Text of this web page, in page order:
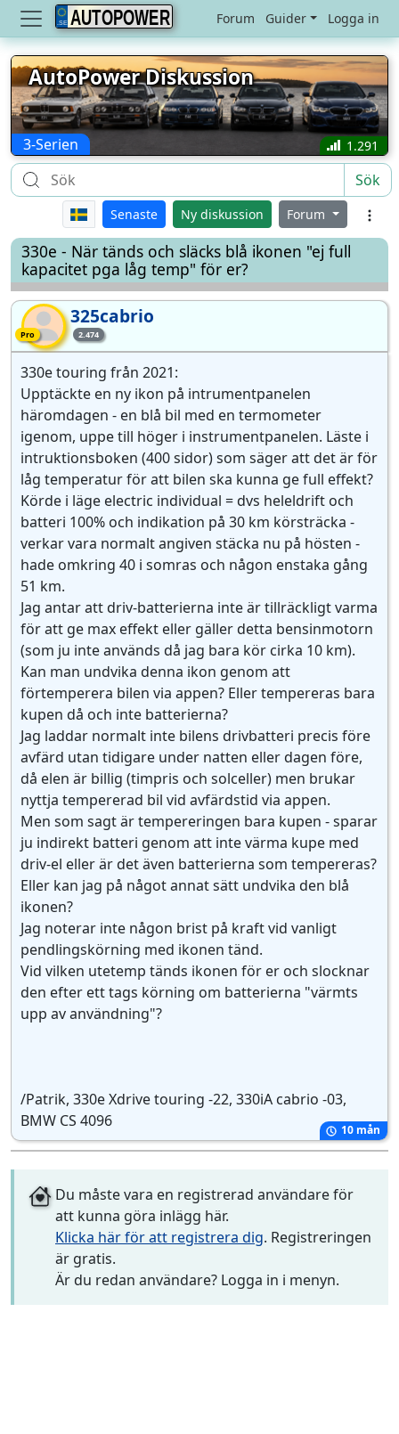
AUTOPOWER Forum Guider Logga in
AutoPower Diskussion
3-Serien 1.291
Sök
Senaste Ny diskussion Forum
330e - När tänds och släcks blå ikonen "ej full
kapacitet pga låg temp" för er?
32
ProPro-medlem2.474
325cabrio
330e touring från 2021:
Upptäckte en ny ikon på intrumentpanelen
häromdagen - en blå bil med en termometer
igenom, uppe till höger i instrumentpanelen. Läste i
intruktionsboken (400 sidor) som säger att det är för
låg temperatur för att bilen ska kunna ge full effekt?
Körde i läge electric individual = dvs heleldrift och
batteri 100% och indikation på 30 km körsträcka -
verkar vara normalt angiven stäcka nu på hösten -
hade omkring 40 i somras och någon enstaka gång
51 km.
Jag antar att driv-batterierna inte är tillräckligt varma
för att ge max effekt eller gäller detta bensinmotorn
(som ju inte används då jag bara kör cirka 10 km).
Kan man undvika denna ikon genom att
förtemperera bilen via appen? Eller tempereras bara
kupen då och inte batterierna?
Jag laddar normalt inte bilens drivbatteri precis före
avfärd utan tidigare under natten eller dagen före,
då elen är billig (timpris och solceller) men brukar
nyttja tempererad bil vid avfärdstid via appen.
Men som sagt är tempereringen bara kupen - sparar
ju indirekt batteri genom att inte värma kupe med
driv-el eller är det även batterierna som tempereras?
Eller kan jag på något annat sätt undvika den blå
ikonen?
Jag noterar inte någon brist på kraft vid vanligt
pendlingskörning med ikonen tänd.
Vid vilken utetemp tänds ikonen för er och slocknar
den efter ett tags körning om batterierna "värmts
upp av användning"?
/Patrik, 330e Xdrive touring -22, 330iA cabrio -03,
BMW CS 4096
10 mån
Du måste vara en registrerad användare för
att kunna göra inlägg här.
Klicka här för att registrera dig. Registreringen
är gratis.
Är du redan användare? Logga in i menyn.